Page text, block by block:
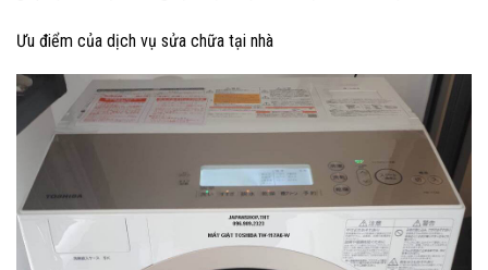
Ưu điểm của dịch vụ sửa chữa tại nhà